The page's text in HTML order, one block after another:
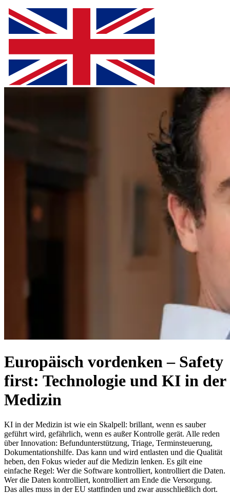
Europäisch vordenken – Safety
first: Technologie und KI in der
Medizin
KI in der Medizin ist wie ein Skalpell: brillant, wenn es sauber
geführt wird, gefährlich, wenn es außer Kontrolle gerät. Alle reden
über Innovation: Befundunterstützung, Triage, Terminsteuerung,
Dokumentationshilfe. Das kann und wird entlasten und die Qualität
heben, den Fokus wieder auf die Medizin lenken. Es gilt eine
einfache Regel: Wer die Software kontrolliert, kontrolliert die Daten.
Wer die Daten kontrolliert, kontrolliert am Ende die Versorgung.
Das alles muss in der EU stattfinden und zwar ausschließlich dort.